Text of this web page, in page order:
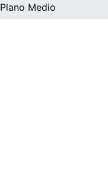
Plano Medio